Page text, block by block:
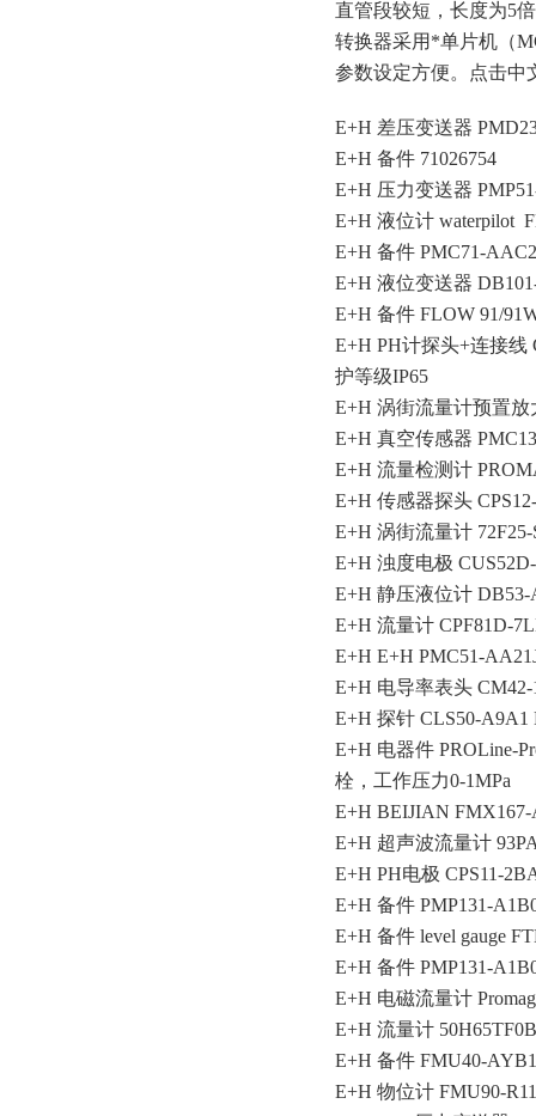
直管段较短，长度为5
转换器采用*单片机（
参数设定方便。点击中
E+H 差压变送器
E+H 备件 71026754
E+H 压力变送器
E+H 液位计 waterpilot
E+H 备件 PMC71-
E+H 液位变送器
E+H 备件 FLOW 91/
E+H PH计探头+连接线
护等级IP65
E+H 涡街流量计预置
E+H 真空传感器
E+H 流量检测计
E+H 传感器探头
E+H 涡街流量计
E+H 浊度电极
E+H 静压液位计 DB53-
E+H 流量计 CPF81D-
E+H E+H PMC51-
E+H 电导率表头
E+H 探针 CLS50-A9A1
E+H 电器件 PROLine-
栓，工作压力0-1MPa
E+H BEIJIAN FMX167-
E+H 超声波流量计
E+H PH电极 CPS11-
E+H 备件 PMP131-
E+H 备件 level gauge
E+H 备件 PMP131-
E+H 电磁流量计
E+H 流量计
E+H 备件 FMU40-
E+H 物位计 FMU90-